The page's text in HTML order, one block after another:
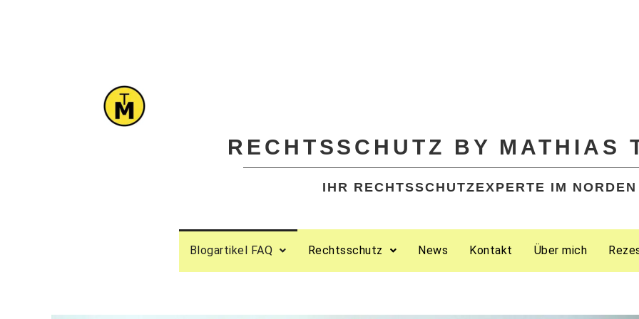
RECHTSSCHUTZ BY MATHIAS
IHR RECHTSSCHUTZEXPERTE IM NORDEN
Blogartikel FAQ Rechtsschutz News Kontakt Über mich